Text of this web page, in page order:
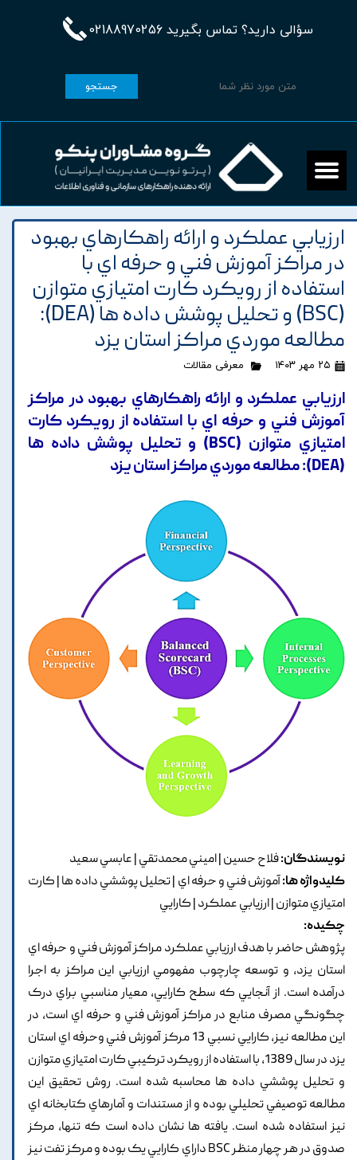
سؤالی دارید؟ تماس بگیرید 02188970256
جستجو
ارزيابي عملکرد و ارائه راهکارهاي بهبود
در مراکز آموزش فني و حرفه اي با
استفاده از رويکرد کارت امتيازي متوازن
(BSC) و تحليل پوشش داده ها (DEA):
مطالعه موردي مراکز استان يزد
۲۵ مهر ۱۴۰۳ معرفی مقالات
ارزيابي عملکرد و ارائه راهکارهاي بهبود در مراکز
آموزش فني و حرفه اي با استفاده از رويکرد کارت
امتيازي متوازن (BSC) و تحليل پوشش داده ها
(DEA): مطالعه موردي مراکز استان يزد
نویسندگان:فلاح حسين | اميني محمدتقي | عابسي سعيد
کلیدواژه ها:آموزش فني و حرفه اي | تحليل پوششي داده ها | کارت
امتيازي متوازن | ارزيابي عملکرد | کارايي
چکیده:
پژوهش حاضر با هدف ارزيابي عملکرد مراکز آموزش فني و حرفه اي
استان يزد, و توسعه چارچوب مفهومي ارزيابي اين مراکز به اجرا
درآمده است. از آنجايي که سطح کارايي, معيار مناسبي براي درک
چگونگي مصرف منابع در مراکز آموزش فني و حرفه اي است, در
اين مطالعه نيز, کارايي نسبي 13 مرکز آموزش فني وحرفه اي استان
يزد در سال 1389, با استفاده از رويکرد ترکيبي کارت امتيازي متوازن
و تحليل پوششي داده ها محاسبه شده است. روش تحقيق اين
مطالعه توصيفي تحليلي بوده و از مستندات و آمارهاي کتابخانه اي
نيز استفاده شده است. يافته ها نشان داده است که تنها, مرکز
صدوق در هر چهار منظر BSC داراي کارايي يک بوده و مرکز تفت نيز